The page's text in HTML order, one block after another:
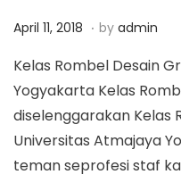
P
s
t
e
d
o
April 11, 2018 O
t
o
b
e
r
. by admin
Kelas Rombel Desain
Yogyakarta Kelas
diselenggarakan Kelas
Universitas Atmajaya
teman seprofesi staf